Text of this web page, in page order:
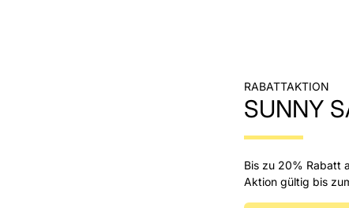
RABATTAKTION
SUNNY
Bis zu 20% Rabatt
Aktion gültig bis